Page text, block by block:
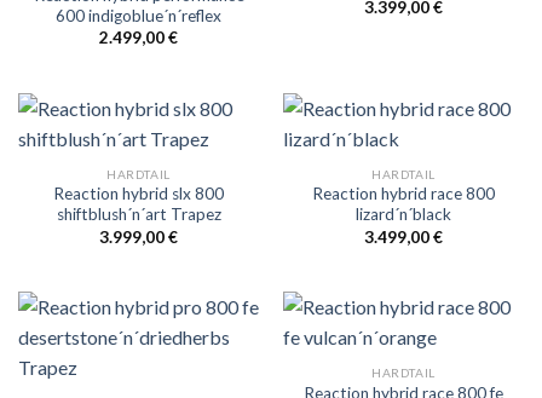
600 indigoblue´n´reflex
2.499,00€
3.399,00€
HARDTAIL
Reaction hybrid slx 800
shiftblush´n´art Trapez
3.999,00€
HARDTAIL
Reaction hybrid race 800
lizard´n´black
3.499,00€
HARDTAIL
Reaction hybrid race 800 fe